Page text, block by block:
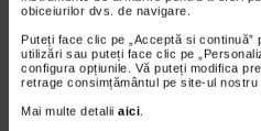
obiceiurilor dvs. de navigare.
Puteți face clic pe „Acceptă si
utilizări sau puteți face clic pe
configura opțiunile. Vă puteți modifica
retrage consimțământul pe site-ul nostru
Mai multe detalii aici.
Curatarea se realizeaza cu apa
Se recomanda dezinfectarea
Nu utilizati solventi, substante